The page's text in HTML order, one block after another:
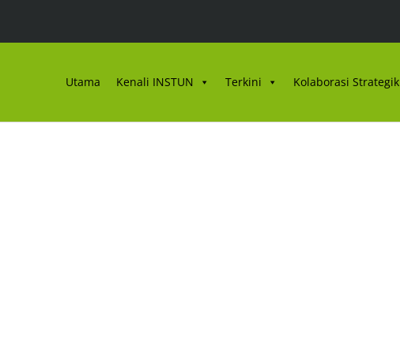
Utama Kenali INSTUN Terkini Kolaborasi Strategik